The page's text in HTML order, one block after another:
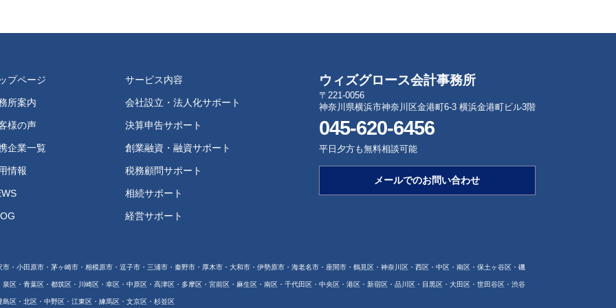
プページ
所案内
様の声
企業一覧
情報
サービス内容
会社設立・法人化サポート
決算申告サポート
創業融資・融資サポート
税務顧問サポート
相続サポート
経営サポート
ウィズグロース会計事務所
〒221-0056
神奈川県横浜市神奈川区金港町6-3 横浜金港町ビル3階
045-620-6456
平日夕方も無料相談可能
メールでのお問い合わせ
・小田原市・茅ヶ崎市・相模原市・逗子市・三浦市・秦野市・厚木市・大和市・伊勢原市・海老名市・座間市・鶴見区・神奈川区・西区・中区・南区・保土ヶ谷区・磯
区・青葉区・都筑区・川崎区・幸区・中原区・高津区・多摩区・宮前区・麻生区・南区・千代田区・中央区・港区・新宿区・品川区・目黒区・大田区・世田谷区・渋谷
区・北区・中野区・江東区・練馬区・文京区・杉並区